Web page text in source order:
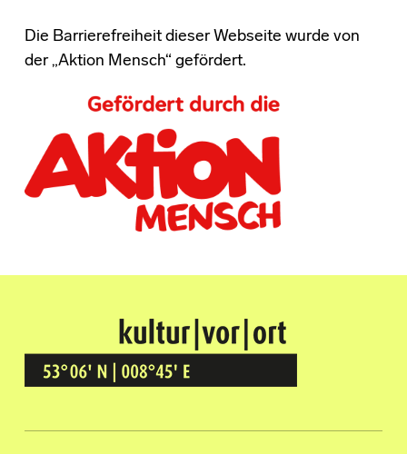
Die Barrierefreiheit dieser Webseite wurde von
der „Aktion Mensch“ gefördert.
Kultur Vor Ort
BREMEN GRÖPELINGEN